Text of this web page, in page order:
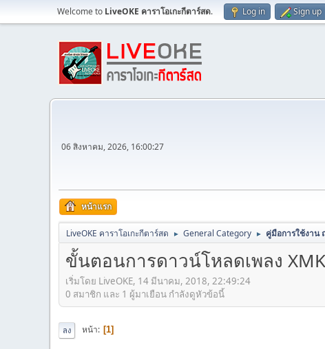
Welcome to LiveOKE คาราโอเกะกีตาร์สด. Log in Sign up
06 สิงหาคม, 2026, 16:00:27
หน้าแรก
LiveOKE คาราโอเกะกีตาร์สด ► General Category ► คู่มือการใช้งาน
ขั้นตอนการดาวน์โหลดเพลง
เริ่มโดย LiveOKE, 14 มีนาคม, 2018, 22:49:24
0 สมาชิก และ 1 ผู้มาเยือน กำลังดูหัวข้อนี้
ลง หน้า 1